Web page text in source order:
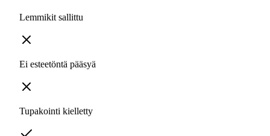
Lemmikit sallittu
Ei esteetöntä pääsyä
Tupakointi kielletty